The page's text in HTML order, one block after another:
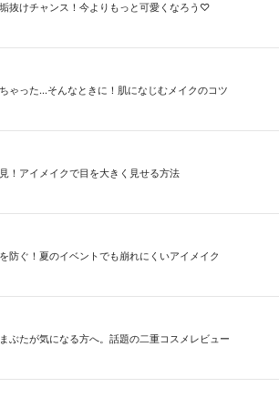
抜けチャンス！今よりもっと可愛くなろう♡
ゃった...そんなときに！肌になじむメイクのコツ
！アイメイクで目を大きく見せる方法
防ぐ！夏のイベントでも崩れにくいアイメイク
ぶたが気になる方へ。話題の二重コスメレビュー